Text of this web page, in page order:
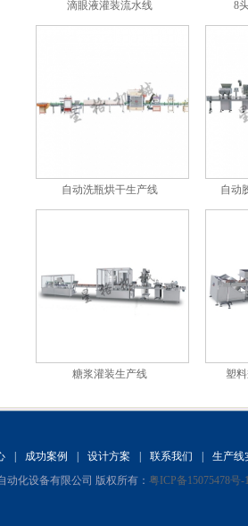
滴眼液灌装流水线 8
自动洗瓶烘干生产线 自动
糖浆灌装生产线 塑
成功案例 设计方案 联系我们
生产线
动化设备有限公司 版权所有： 粤ICP备15075478号-